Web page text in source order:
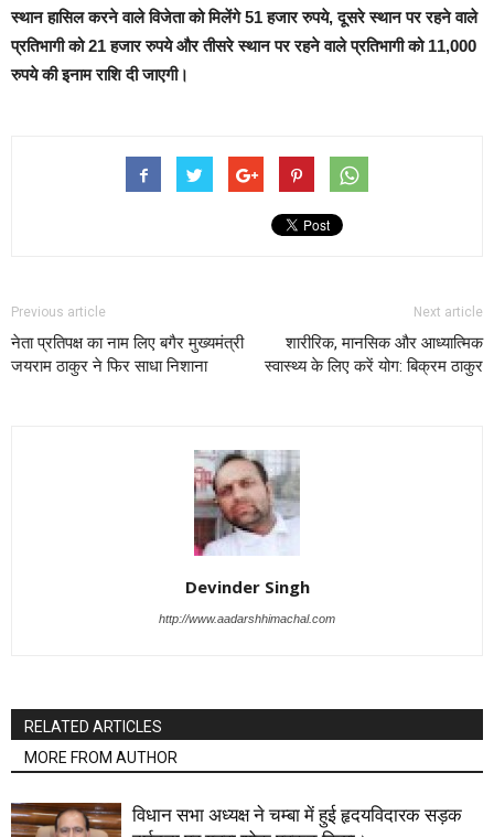
स्थान हासिल करने वाले विजेता को मिलेंगे 51 हजार रुपये, दूसरे स्थान पर रहने वाले
प्रतिभागी को 21 हजार रुपये और तीसरे स्थान पर रहने वाले प्रतिभागी को 11,000
रुपये की इनाम राशि दी जाएगी।
Previous article
नेता प्रतिपक्ष का नाम लिए बगैर मुख्यमंत्री
जयराम ठाकुर ने फिर साधा निशाना
Next article
शारीरिक, मानसिक और आध्यात्मिक
स्वास्थ्य के लिए करें योग: बिक्रम ठाकुर
Devinder Singh
http://www.aadarshhimachal.com
RELATED ARTICLES
MORE FROM AUTHOR
विधान सभा अध्यक्ष ने चम्बा में हुई हृदयविदारक सड़क